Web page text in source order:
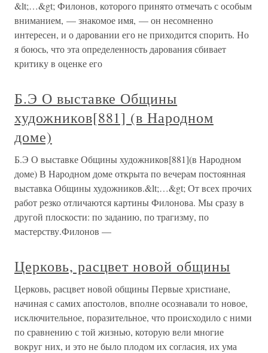
&lt;…&gt; Филонов, которого принято отмечать с особым
вниманием, — знакомое имя, — он несомненно
интересен, и о даровании его не приходится спорить. Но
я боюсь, что эта определенность дарования сбивает
критику в оценке его
Б.Э О выставке Общины
художников[881] (в Народном
доме)
Б.Э О выставке Общины художников[881](в Народном
доме) В Народном доме открыта по вечерам постоянная
выставка Общины художников.&lt;…&gt; От всех прочих
работ резко отличаются картины Филонова. Мы сразу в
другой плоскости: по заданию, по трагизму, по
мастерству.Филонов —
Церковь, расцвет новой общины
Церковь, расцвет новой общины Первые христиане,
начиная с самих апостолов, вполне осознавали то новое,
исключительное, поразительное, что происходило с ними
по сравнению с той жизнью, которую вели многие
вокруг них, и это не было плодом их согласия, их ума